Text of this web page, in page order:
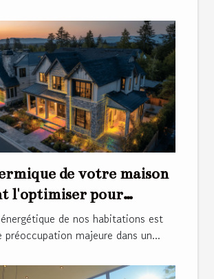
de votre maison
l'optimiser pour
de l'énergie
de nos habitations est
préoccupation majeure dans un...